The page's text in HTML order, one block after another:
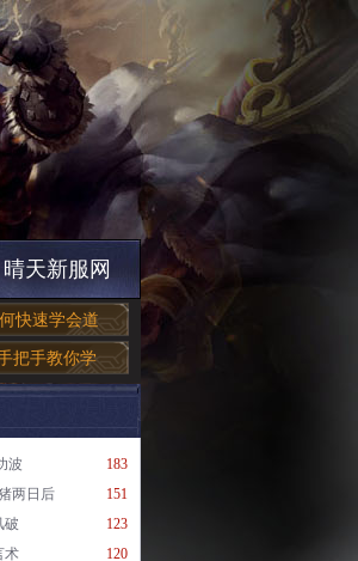
晴天新服网
快速学会道
把手教你学
183
波
151
两日后
123
破
120
术